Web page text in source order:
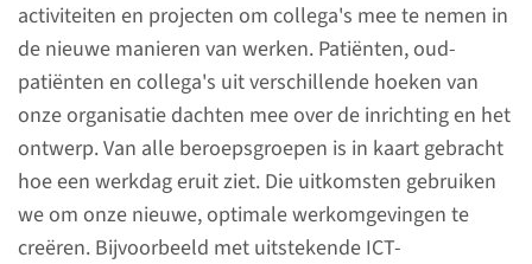
activiteiten en projecten om collega's mee te nemen in
de nieuwe manieren van werken. Patiënten, oud-
patiënten en collega's uit verschillende hoeken van
onze organisatie dachten mee over de inrichting en het
ontwerp. Van alle beroepsgroepen is in kaart gebracht
hoe een werkdag eruit ziet. Die uitkomsten gebruiken
we om onze nieuwe, optimale werkomgevingen te
creëren. Bijvoorbeeld met uitstekende ICT-
Impact 2019
Op deze webpagina's leest u
welke impact het Radboudumc
in 2019 heeft gehad.